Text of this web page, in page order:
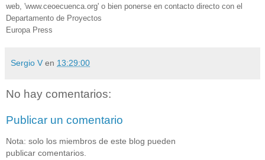
web, 'www.ceoecuenca.org' o bien ponerse en contacto directo con el
Departamento de Proyectos
Europa Press
Sergio V en 13:29:00
No hay comentarios:
Publicar un comentario
Nota: solo los miembros de este blog pueden
publicar comentarios.